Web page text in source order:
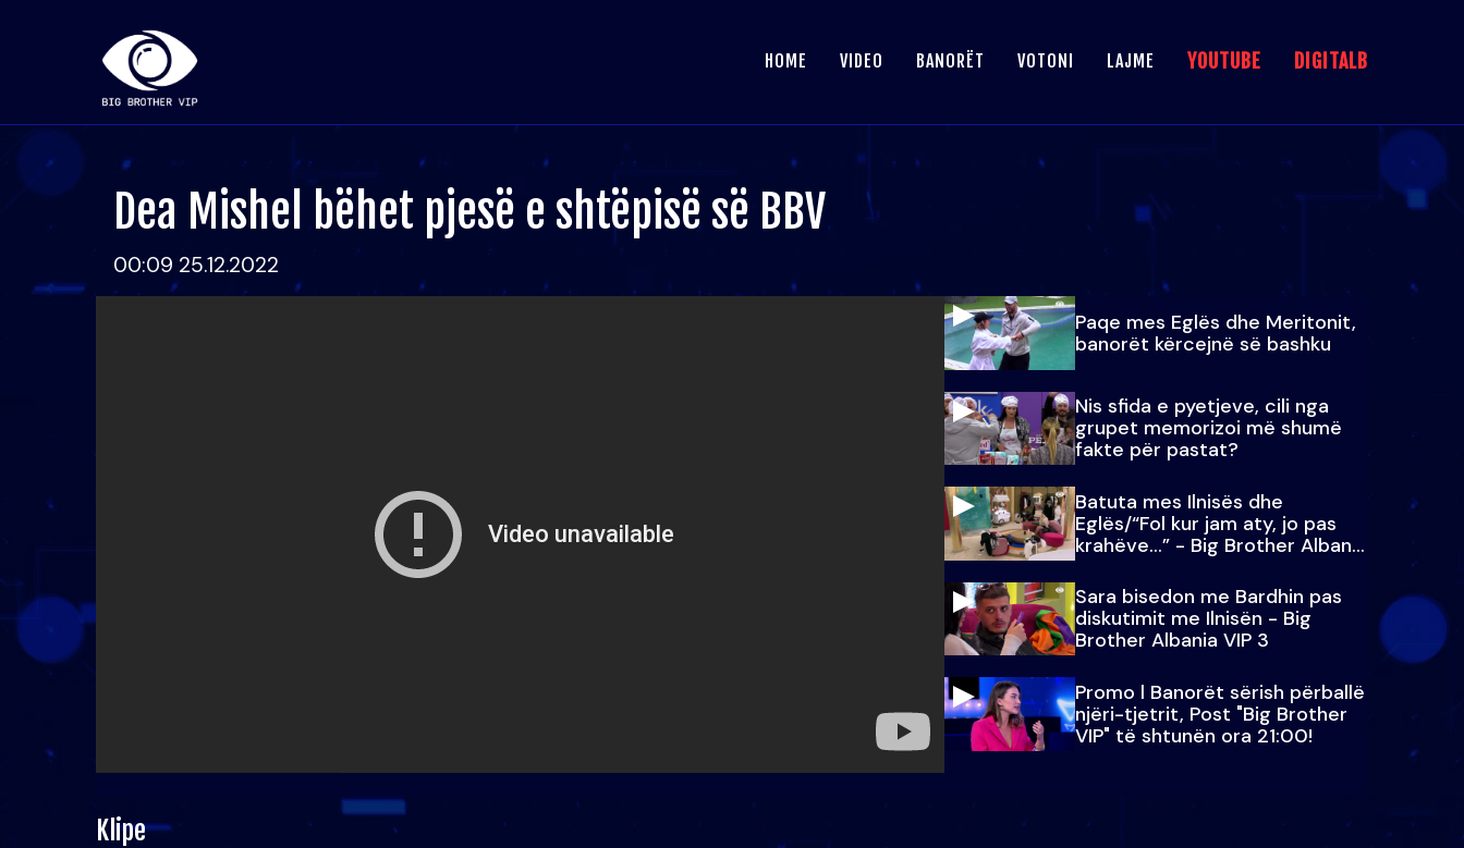
HOME VIDEO BANORËT VOTONI LAJME YOUTUBE DIGITALB
Dea Mishel bëhet pjesë e shtëpisë së BBV
00:09 25.12.2022
Paqe mes Eglës dhe Meritonit,
banorët kërcejnë së bashku
Nis sfida e pyetjeve, cili nga
grupet memorizoi më shumë
fakte për pastat?
Batuta mes Ilnisës dhe
Eglës/“Fol kur jam aty, jo pas
krahëve…” - Big Brother Albania
VIP 3
Sara bisedon me Bardhin pas
diskutimit me Ilnisën - Big
Brother Albania VIP 3
Promo l Banorët sërish përballë
njëri-tjetrit, Post "Big Brother
VIP" të shtunën ora 21:00!
Klipe